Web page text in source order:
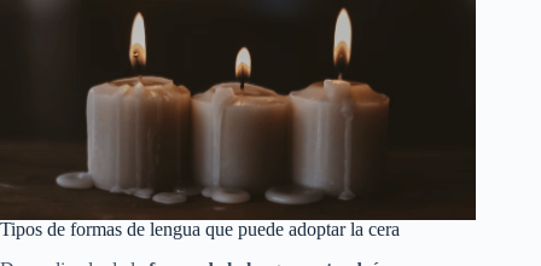
Tipos de formas de lengua que puede adoptar la cera